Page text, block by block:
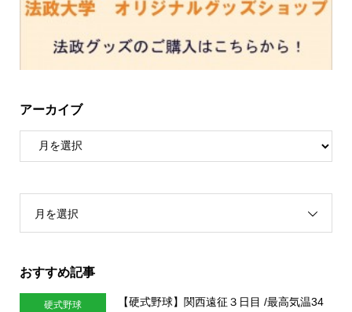
アーカイブ
月を選択
おすすめ記事
硬式野球
【硬式野球】関西遠征３日目 /最高気温34